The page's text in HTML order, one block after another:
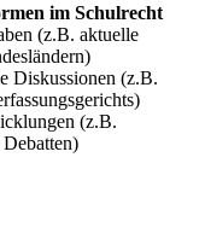
im Schulrecht
(z.B. aktuelle
Diskussionen (z.B.
(z.B.